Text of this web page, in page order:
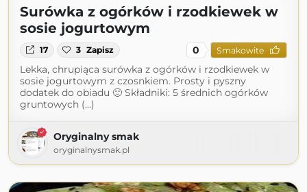
Surówka z ogórków i rzodkiewek w
sosie jogurtowym
17 3 Zapisz 0 Smakowite
Lekka, chrupiąca surówka z ogórków i rzodkiewek w
sosie jogurtowym z czosnkiem. Prosty i pyszny
dodatek do obiadu 🙂 Składniki: 5 średnich ogórków
gruntowych (...)
Oryginalny smak
oryginalnysmak.pl